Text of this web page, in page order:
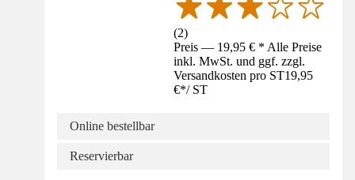
(2)
Preis — 19,95 € * Alle Preise
inkl. MwSt. und ggf. zzgl.
Versandkosten pro ST19,95
€*/ ST
Online bestellbar
Reservierbar